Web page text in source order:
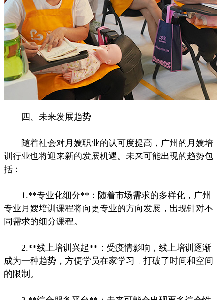
四、未来发展趋势
随着社会对月嫂职业的认可度提高，广州的月嫂培
训行业也将迎来新的发展机遇。未来可能出现的趋势包
括：
1.**专业化细分**：随着市场需求的多样化，广州
专业月嫂培训课程将向更专业的方向发展，出现针对不
同需求的细分课程。
2.**线上培训兴起**：受疫情影响，线上培训逐渐
成为一种趋势，方便学员在家学习，打破了时间和空间
的限制。